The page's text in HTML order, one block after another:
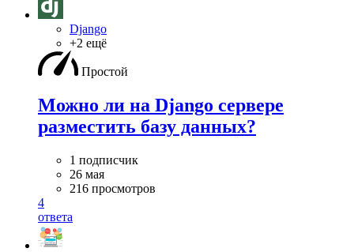
Django
+2 ещё
Простой
Можно ли на Django сервере
разместить базу данных?
1 подписчик
26 мая
216 просмотров
4
ответа